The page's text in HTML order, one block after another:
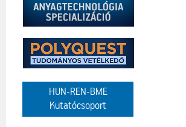
HUN-REN-BME
Kutatócsoport